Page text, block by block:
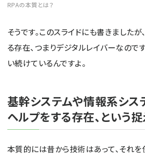
RPAの本質とは？
そうです。このスライドにも書きました
る存在、つまりデジタルレイバーなので
い続けているんですよ。
基幹システムや情報系シス
ヘルプをする存在、という
本質的には昔から技術はあって、それを